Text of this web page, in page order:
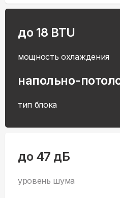
до 18 BTU
мощность охлаждения
напольно-
тип блока
до 47 дБ
уровень шума